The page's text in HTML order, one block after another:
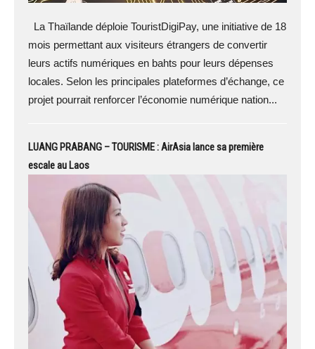
La Thaïlande déploie TouristDigiPay, une initiative de 18
mois permettant aux visiteurs étrangers de convertir
leurs actifs numériques en bahts pour leurs dépenses
locales. Selon les principales plateformes d’échange, ce
projet pourrait renforcer l’économie numérique nation...
LUANG PRABANG – TOURISME : AirAsia lance sa première
escale au Laos